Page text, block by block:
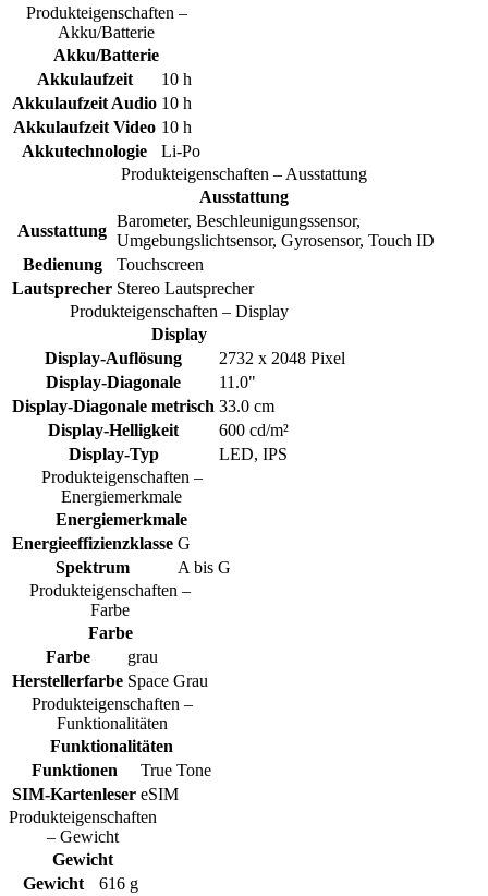
Produkteigenschaften –
Akku/Batterie
Akku/Batterie
Akkulaufzeit
10 h
Akkulaufzeit Audio 10 h
Akkulaufzeit Video 10 h
Akkutechnologie
Li-Po
Produkteigenschaften – Ausstattung
Ausstattung
Ausstattung
Barometer, Beschleunigungssensor,
Umgebungslichtsensor, Gyrosensor, Touch ID
Bedienung
Touchscreen
Lautsprecher Stereo Lautsprecher
Produkteigenschaften – Display
Display
Display-Auflösung
2732 x 2048 Pixel
Display-Diagonale
11.0"
Display-Diagonale metrisch 33.0 cm
Display-Helligkeit
600 cd/m²
Display-Typ
LED, IPS
Produkteigenschaften –
Energiemerkmale
Energiemerkmale
Energieeffizienzklasse G
Spektrum
A bis G
Produkteigenschaften –
Farbe
Farbe
Farbe
grau
Herstellerfarbe Space Grau
Produkteigenschaften –
Funktionalitäten
Funktionalitäten
Funktionen
True Tone
SIM-Kartenleser eSIM
Produkteigenschaften
– Gewicht
Gewicht
Gewicht
616 g